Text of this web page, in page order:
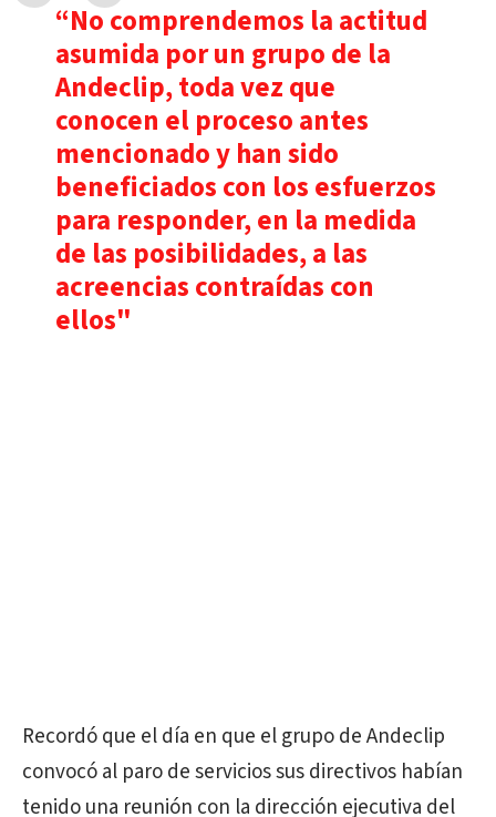
“No comprendemos la actitud
asumida por un grupo de la
Andeclip, toda vez que
conocen el proceso antes
mencionado y han sido
beneficiados con los esfuerzos
para responder, en la medida
de las posibilidades, a las
acreencias contraídas con
ellos"
Recordó que el día en que el grupo de Andeclip
convocó al paro de servicios sus directivos habían
tenido una reunión con la dirección ejecutiva del